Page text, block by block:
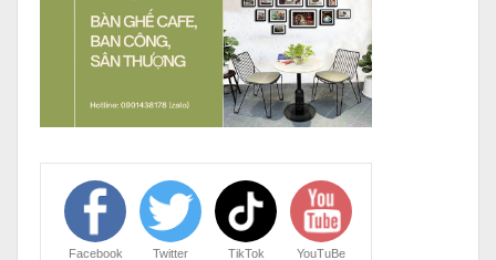
Facebook Twitter TikTok YouTuBe